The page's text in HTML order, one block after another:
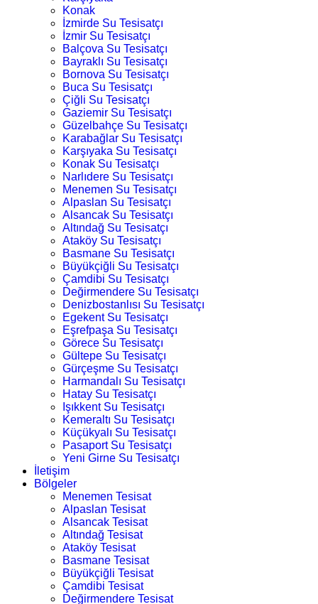
Konak
İzmirde Su Tesisatçı
İzmir Su Tesisatçı
Balçova Su Tesisatçı
Bayraklı Su Tesisatçı
Bornova Su Tesisatçı
Buca Su Tesisatçı
Çiğli Su Tesisatçı
Gaziemir Su Tesisatçı
Güzelbahçe Su Tesisatçı
Karabağlar Su Tesisatçı
Karşıyaka Su Tesisatçı
Konak Su Tesisatçı
Narlıdere Su Tesisatçı
Menemen Su Tesisatçı
Alpaslan Su Tesisatçı
Alsancak Su Tesisatçı
Altındağ Su Tesisatçı
Ataköy Su Tesisatçı
Basmane Su Tesisatçı
Büyükçiğli Su Tesisatçı
Çamdibi Su Tesisatçı
Değirmendere Su Tesisatçı
Denizbostanlısı Su Tesisatçı
Egekent Su Tesisatçı
Eşrefpaşa Su Tesisatçı
Görece Su Tesisatçı
Gültepe Su Tesisatçı
Gürçeşme Su Tesisatçı
Harmandalı Su Tesisatçı
Hatay Su Tesisatçı
Işıkkent Su Tesisatçı
Kemeraltı Su Tesisatçı
Küçükyalı Su Tesisatçı
Pasaport Su Tesisatçı
Yeni Girne Su Tesisatçı
İletişim
Bölgeler
Menemen Tesisat
Alpaslan Tesisat
Alsancak Tesisat
Altındağ Tesisat
Ataköy Tesisat
Basmane Tesisat
Büyükçiğli Tesisat
Çamdibi Tesisat
Değirmendere Tesisat